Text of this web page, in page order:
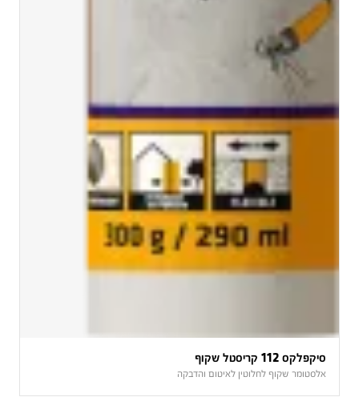
סיקפלקס 112 קריסטל שקוף
אלסטומר שקוף לחלוטין לאיטום והדבקה